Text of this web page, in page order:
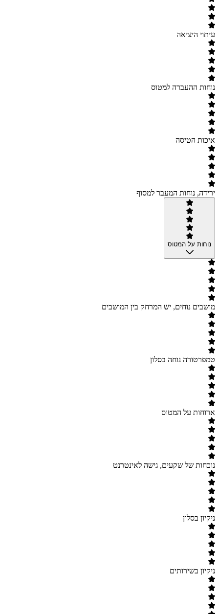
עיתוי היציאה
נוחות ההעברה למטוס
איכות הטיסה
ירידה, נוחות המעבר למסוף
נוחות על המטוס
מושבים נוחים, יש המרחק בין המושבים
טמפרטורה נוחה בסלון
ארוחות על המטוס
נוכחות של שקעים, גישה לאינטרנט
ניקיון בסלון
ניקיון בשירותים